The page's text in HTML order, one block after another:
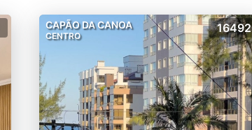
CAPÃO DA CANOA
CENTRO
16492